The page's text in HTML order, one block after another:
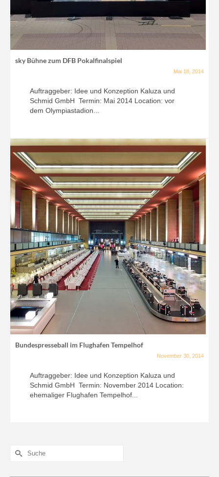
sky Bühne zum DFB Pokalfinalspiel
Mai 18, 2014
Auftraggeber: Idee und Konzeption Kaluza und
Schmid GmbH Termin: Mai 2014 Location: vor
dem Olympiastadion...
Bundespresseball im Flughafen Tempelhof
November 30, 2014
Auftraggeber: Idee und Konzeption Kaluza und
Schmid GmbH Termin: November 2014 Location:
ehemaliger Flughafen Tempelhof...